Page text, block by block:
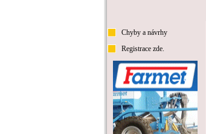
Chyby a návrhy
Registrace zde.